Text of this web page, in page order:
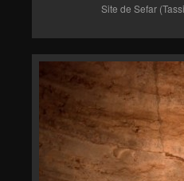
Site de Sefar